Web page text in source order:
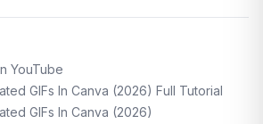
YouTube
GIFs In Canva (2026) Full Tutorial
GIFs In Canva (2026)